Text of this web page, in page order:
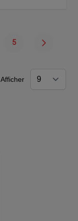
Page
5
Afficher